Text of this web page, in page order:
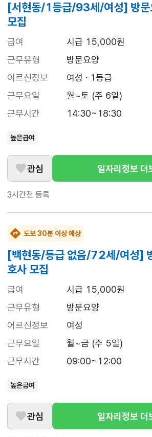
[서현동/1등급/93세/여성] 방문
모집
급여
시급 15,000원
근무유형
방문요양
어르신정보
여성 · 1등급
근무요일
월~토 (주 6일)
근무시간
14:30~18:30
높은급여
관심 일자리정보 더
3시간전 등록
도보 30분 이상 예상
[백현동/등급 없음/72세/여성]
호사 모집
급여
시급 15,000원
근무유형
방문요양
어르신정보
여성
근무요일
월~금 (주 5일)
근무시간
09:00~12:00
높은급여
관심 일자리정보 더